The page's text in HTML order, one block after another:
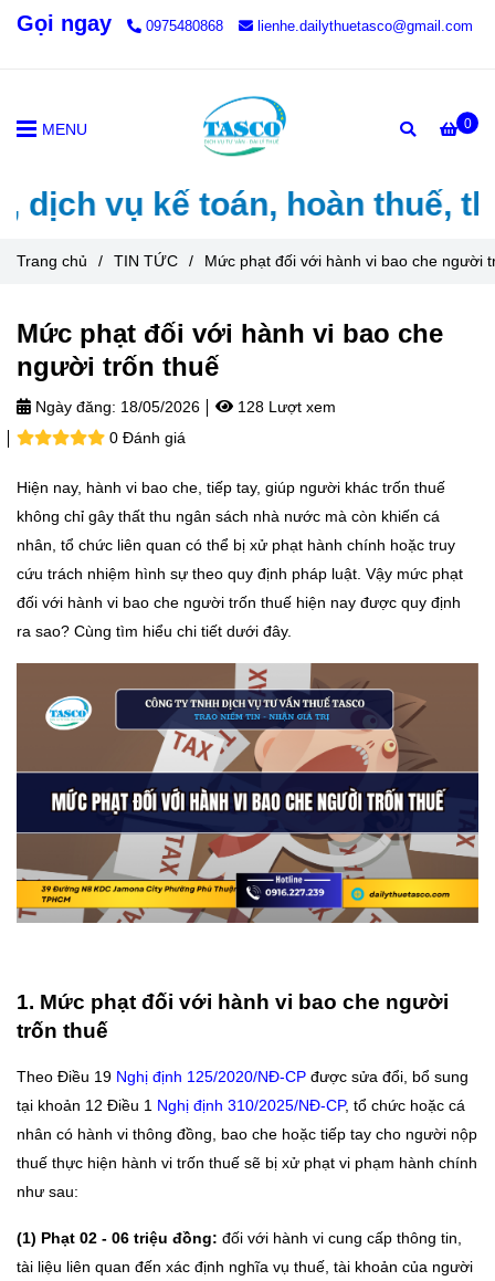
Gọi ngay 0975480868 lienhe.dailythuetasco@gmail.com
0
MENU
kế toán, hoàn thuế,
Trang chủ / TIN TỨC / Mức phạt đối với hành vi bao che người
Mức phạt đối với hành vi bao che
người trốn thuế
Ngày đăng: 18/05/2026
128 Lượt xem
0 Đánh giá
Hiện nay, hành vi bao che, tiếp tay, giúp người khác trốn thuế
không chỉ gây thất thu ngân sách nhà nước mà còn khiến cá
nhân, tổ chức liên quan có thể bị xử phạt hành chính hoặc truy
cứu trách nhiệm hình sự theo quy định pháp luật. Vậy mức phạt
đối với hành vi bao che người trốn thuế hiện nay được quy định
ra sao? Cùng tìm hiểu chi tiết dưới đây.
1. Mức phạt đối với hành vi bao che người
trốn thuế
Theo Điều 19 Nghị định 125/2020/NĐ-CP được sửa đổi, bổ sung
tại khoản 12 Điều 1 Nghị định 310/2025/NĐ-CP, tổ chức hoặc cá
nhân có hành vi thông đồng, bao che hoặc tiếp tay cho người nộp
thuế thực hiện hành vi trốn thuế sẽ bị xử phạt vi phạm hành chính
như sau:
(1) Phạt 02 - 06 triệu đồng: đối với hành vi cung cấp thông tin,
tài liệu liên quan đến xác định nghĩa vụ thuế, tài khoản của người